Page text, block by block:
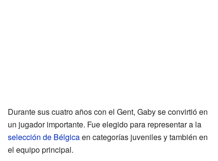
Durante sus cuatro años con el Gent, Gaby se convirtió en
un jugador importante. Fue elegido para representar a la
selección de Bélgicaen categorías juveniles y también en
el equipo principal.